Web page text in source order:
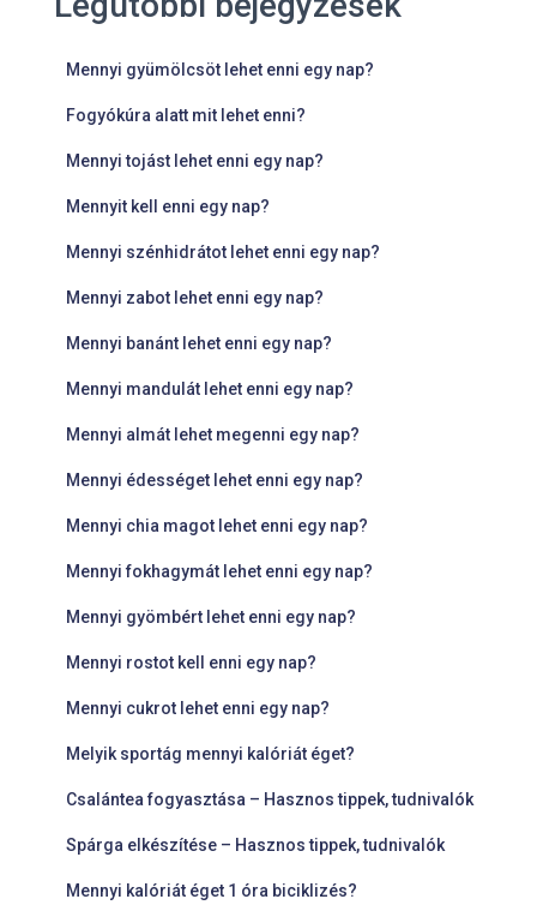
Mennyi gyümölcsöt lehet enni egy nap?
Fogyókúra alatt mit lehet enni?
Mennyi tojást lehet enni egy nap?
Mennyit kell enni egy nap?
Mennyi szénhidrátot lehet enni egy nap?
Mennyi zabot lehet enni egy nap?
Mennyi banánt lehet enni egy nap?
Mennyi mandulát lehet enni egy nap?
Mennyi almát lehet megenni egy nap?
Mennyi édességet lehet enni egy nap?
Mennyi chia magot lehet enni egy nap?
Mennyi fokhagymát lehet enni egy nap?
Mennyi gyömbért lehet enni egy nap?
Mennyi rostot kell enni egy nap?
Mennyi cukrot lehet enni egy nap?
Melyik sportág mennyi kalóriát éget?
Csalántea fogyasztása – Hasznos tippek, tudnivalók
Spárga elkészítése – Hasznos tippek, tudnivalók
Mennyi kalóriát éget 1 óra biciklizés?